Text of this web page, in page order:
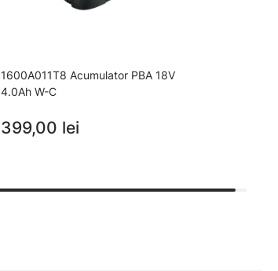
1600A011T8 Acumulator PBA 18V
4.0Ah W-C
399,00 lei